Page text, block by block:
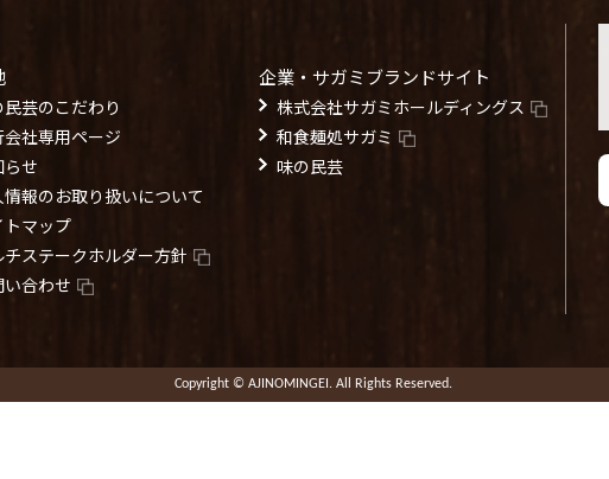
芸のこだわり
会社専用ページ
らせ
情報のお取り扱いについて
トマップ
チステークホルダー方針
い合わせ
企業・サガミブランドサイト
株式会社サガミホールディングス
和食麺処サガミ
味の民芸
Copyright © AJINOMINGEI. All Rights Reserved.